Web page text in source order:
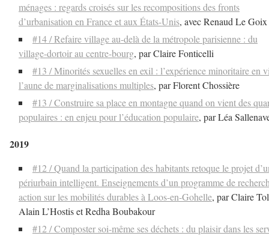
ménages : regards croisés sur les recompositions des fronts
d’urbanisation en France et aux États-Unis, avec Renaud Le Goix
#14 / Refaire village au-delà de la métropole parisienne : du
village-dortoir au centre-bourg, par Claire Fonticelli
#13 / Minorités sexuelles en exil : l’expérience minoritaire en
l’aune de marginalisations multiples, par Florent Chossière
#13 / Construire sa place en montagne quand on vient des
populaires : en enjeu pour l’éducation populaire, par Léa
2019
#12 / Quand la participation des habitants retoque le projet
périurbain intelligent. Enseignements d’un programme de
action sur les mobilités durables à Loos-en-Gohelle, par Claire
Alain L’Hostis et Redha Boubakour
#12 / Composter soi-même ses déchets : du plaisir dans les